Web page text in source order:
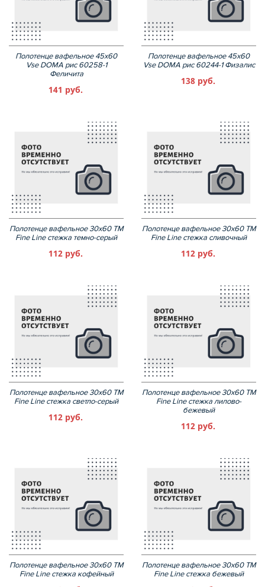
Полотенце вафельное 45х60
Vse DOMA рис 60258-1
Феличита
141 руб.
Полотенце вафельное 45х60
Vse DOMA рис 60244-1 Физалис
138 руб.
Полотенце вафельное 30х60 ТМ
Fine Line стежка темно-серый
112 руб.
Полотенце вафельное 30х60 ТМ
Fine Line стежка сливочный
112 руб.
Полотенце вафельное 30х60 ТМ
Fine Line стежка светло-серый
112 руб.
Полотенце вафельное 30х60 ТМ
Fine Line стежка лилово-
бежевый
112 руб.
Полотенце вафельное 30х60 ТМ
Fine Line стежка кофейный
Полотенце вафельное 30х60 ТМ
Fine Line стежка бежевый